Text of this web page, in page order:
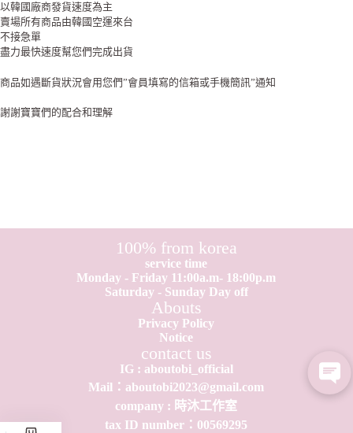
以韓國廠商發貨速度為主
賣場所有商品由韓國空運來台
不接急單
盡力最快速度幫您們完成出貨
商品如遇斷貨狀況會用您們”會員填寫的信箱或手機簡訊”通知
謝謝寶寶們的配合和理解
100% from korea
service time
Monday - Friday 11:00a.m- 18:00p.m
Saturday - Sunday Day off
Abouts
Privacy Policy
Notice
contact us
IG : aboutobi_official
Mail：aboutobi2023@gmail.com
company : 時沐工作室
tax ID number：0​0​569295